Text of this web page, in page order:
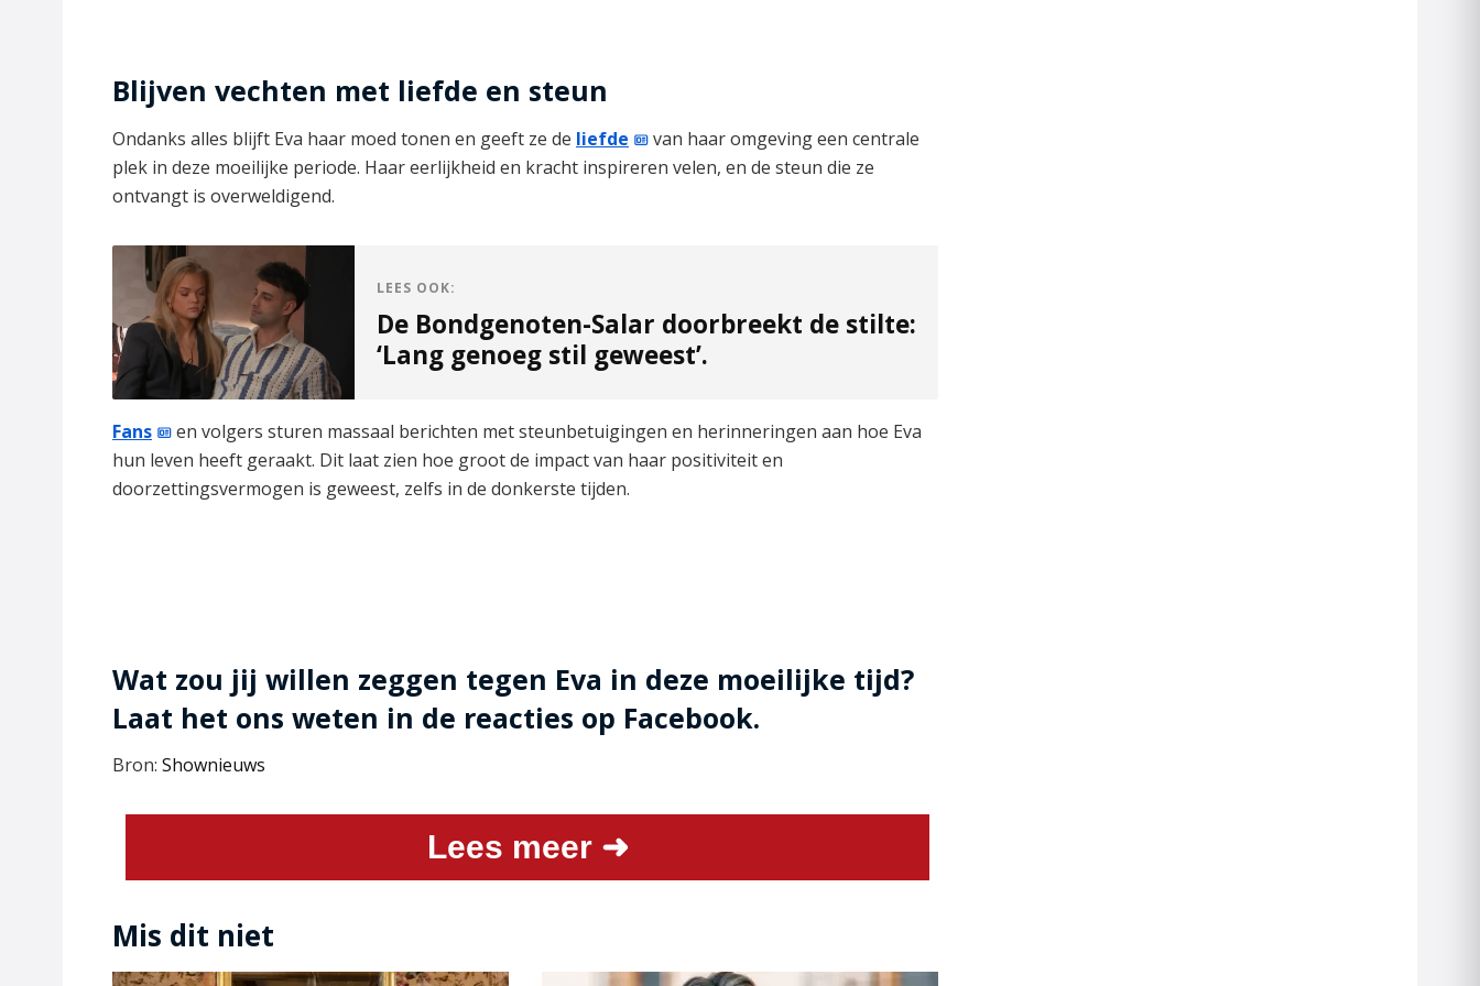
o
Blijven vechten met liefde en steun
Ondanks alles blijft Eva haar moed tonen en geeft ze de liefde
van haar omgeving een centrale
plek in deze moeilijke periode. Haar eerlijkheid en kracht inspireren velen, en de steun die ze
ontvangt is overweldigend.
LEES OOK:
De Bondgenoten-Salar doorbreekt de stilte:
‘Lang genoeg stil geweest’.
Fans
en volgers sturen massaal berichten met steunbetuigingen en herinneringen aan hoe Eva
hun leven heeft geraakt. Dit laat zien hoe groot de impact van haar positiviteit en
doorzettingsvermogen is geweest, zelfs in de donkerste tijden.
Wat zou jij willen zeggen tegen Eva in deze moeilijke tijd?
Laat het ons weten in de reacties op Facebook.
Bron: Shownieuws
Lees meer ➜
Mis dit niet